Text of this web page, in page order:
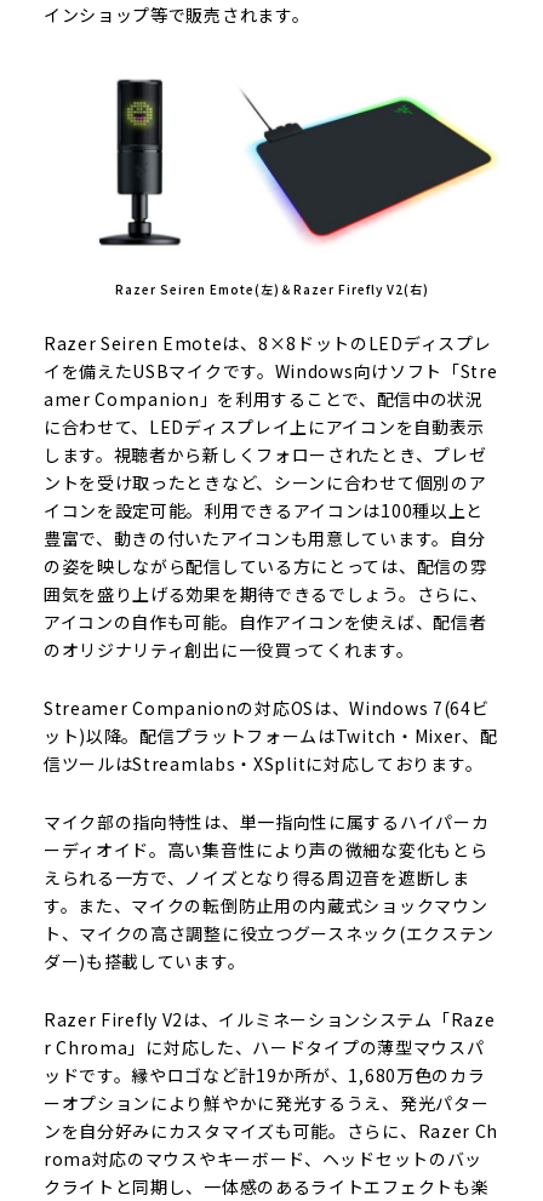
インショップ等で販売されます。
Razer Seiren Emote(左)＆Razer Firefly V2(右)
Razer Seiren Emoteは、8×8ドットのLEDディスプレ
イを備えたUSBマイクです。Windows向けソフト「Stre
amer Companion」を利用することで、配信中の状況
に合わせて、LEDディスプレイ上にアイコンを自動表示
します。視聴者から新しくフォローされたとき、プレゼ
ントを受け取ったときなど、シーンに合わせて個別のア
イコンを設定可能。利用できるアイコンは100種以上と
豊富で、動きの付いたアイコンも用意しています。自分
の姿を映しながら配信している方にとっては、配信の雰
囲気を盛り上げる効果を期待できるでしょう。さらに、
アイコンの自作も可能。自作アイコンを使えば、配信者
のオリジナリティ創出に一役買ってくれます。
Streamer Companionの対応OSは、Windows 7(64ビ
ット)以降。配信プラットフォームはTwitch・Mixer、配
信ツールはStreamlabs・XSplitに対応しております。
マイク部の指向特性は、単一指向性に属するハイパーカ
ーディオイド。高い集音性により声の微細な変化もとら
えられる一方で、ノイズとなり得る周辺音を遮断しま
す。また、マイクの転倒防止用の内蔵式ショックマウン
ト、マイクの高さ調整に役立つグースネック(エクステン
ダー)も搭載しています。
Razer Firefly V2は、イルミネーションシステム「Raze
r Chroma」に対応した、ハードタイプの薄型マウスパ
ッドです。縁やロゴなど計19か所が、1,680万色のカラ
ーオプションにより鮮やかに発光するうえ、発光パター
ンを自分好みにカスタマイズも可能。さらに、Razer Ch
roma対応のマウスやキーボード、ヘッドセットのバッ
クライトと同期し、一体感のあるライトエフェクトも楽